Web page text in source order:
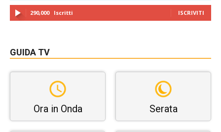
290,000 Iscritti ISCRIVITI
GUIDA TV
Ora in Onda Serata